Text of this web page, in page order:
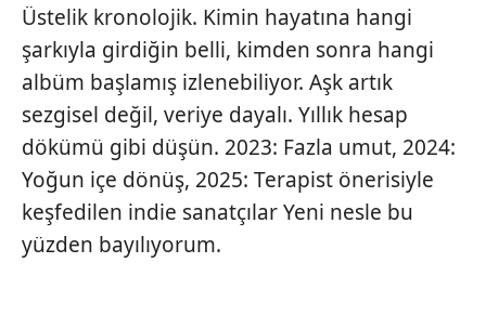
Üstelik kronolojik. Kimin hayatına hangi
şarkıyla girdiğin belli, kimden sonra hangi
albüm başlamış izlenebiliyor. Aşk artık
sezgisel değil, veriye dayalı. Yıllık hesap
dökümü gibi düşün. 2023: Fazla umut, 2024:
Yoğun içe dönüş, 2025: Terapist önerisiyle
keşfedilen indie sanatçılar Yeni nesle bu
yüzden bayılıyorum.